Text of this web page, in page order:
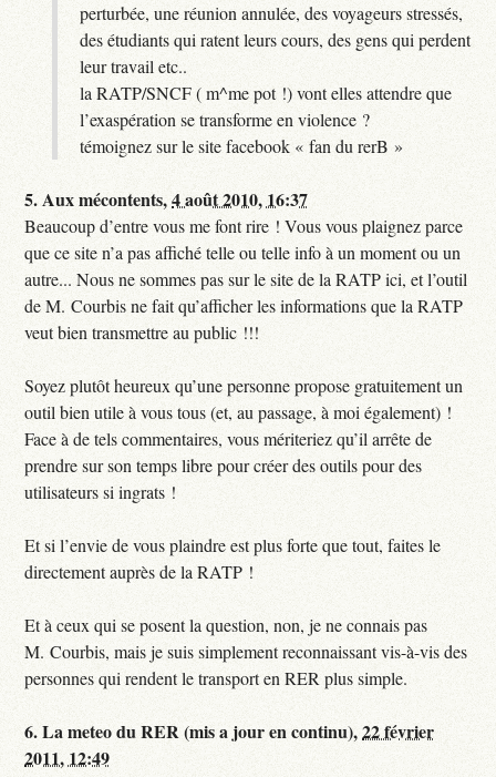
perturbée, une réunion annulée, des voyageurs stressés,
des étudiants qui ratent leurs cours, des gens qui perdent
leur travail etc..
la RATP/SNCF ( m^me pot !) vont elles attendre que
l’exaspération se transforme en violence ?
témoignez sur le site facebook « fan du rerB »
5.Aux mécontents,4 août 2010, 16:37
Beaucoup d’entre vous me font rire ! Vous vous plaignez parce
que ce site n’a pas affiché telle ou telle info à un moment ou un
autre... Nous ne sommes pas sur le site de la RATP ici, et l’outil
de M. Courbis ne fait qu’afficher les informations que la RATP
veut bien transmettre au public !!!
Soyez plutôt heureux qu’une personne propose gratuitement un
outil bien utile à vous tous (et, au passage, à moi également) !
Face à de tels commentaires, vous mériteriez qu’il arrête de
prendre sur son temps libre pour créer des outils pour des
utilisateurs si ingrats !
Et si l’envie de vous plaindre est plus forte que tout, faites le
directement auprès de la RATP !
Et à ceux qui se posent la question, non, je ne connais pas
M. Courbis, mais je suis simplement reconnaissant vis-à-vis des
personnes qui rendent le transport en RER plus simple.
6.La meteo du RER (mis a jour en continu),22 février
2011, 12:49